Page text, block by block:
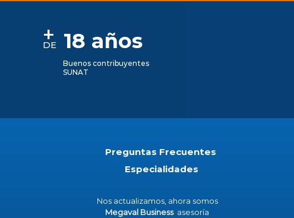
18 años
+
DE
Buenos contribuyentes
SUNAT
Preguntas Frecuentes
Especialidades
Nos actualizamos, ahora somos
Megaval Business asesoría